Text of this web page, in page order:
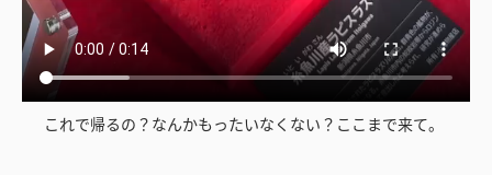
これで帰るの？なんかもったいなくない？ここまで来て。